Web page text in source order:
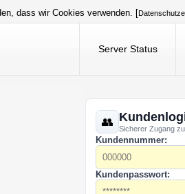
dass wir Cookies verwenden. [
Server Status
Sicherer Zugang
Kundennummer:
Kundenpasswort: